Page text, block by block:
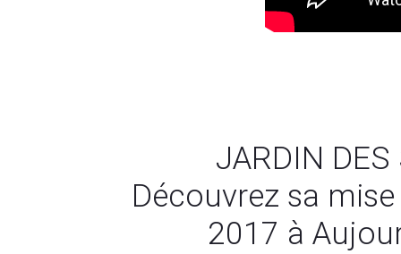
JARDIN DES
Découvrez sa
2017 à